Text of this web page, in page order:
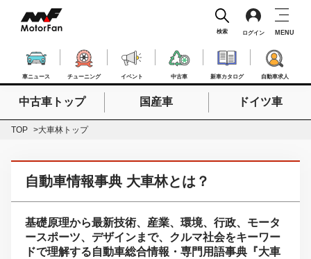
車ニュース チューニング イベント 中古車 新車カタログ 自動車求人
検索 ログイン MENU
検索したいキーワードを入力
中古車トップ 国産車 ドイツ車
TOP 大車林トップ
自動車情報事典 大車林とは？
基礎原理から最新技術、産業、環境、行政、モータ
ースポーツ、デザインまで、クルマ社会をキーワー
ドで理解する自動車総合情報・専門用語事典『大車